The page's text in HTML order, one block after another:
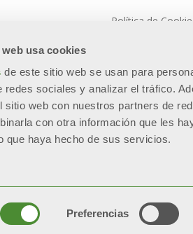
usa cookies
de este sitio web se usan para
redes sociales y analizar el tráfico.
sitio web con nuestros partners de
con otra información que les
que haya hecho de sus servicios.
Preferencias
Asistencia Técnica
Política de
Mapa del sitio